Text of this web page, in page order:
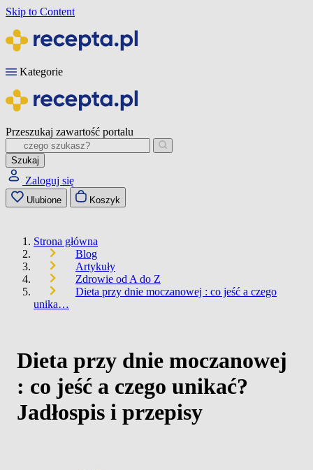
Skip to Content
Kategorie
Przeszukaj zawartość portalu
Szukaj
Zaloguj się
Ulubione Koszyk
Strona główna
Blog
Artykuły
Zdrowie od A do Z
Dieta przy dnie moczanowej : co jeść a czego
unika…
Dieta przy dnie moczanowej
: co jeść a czego unikać?
Jadłospis i przepisy